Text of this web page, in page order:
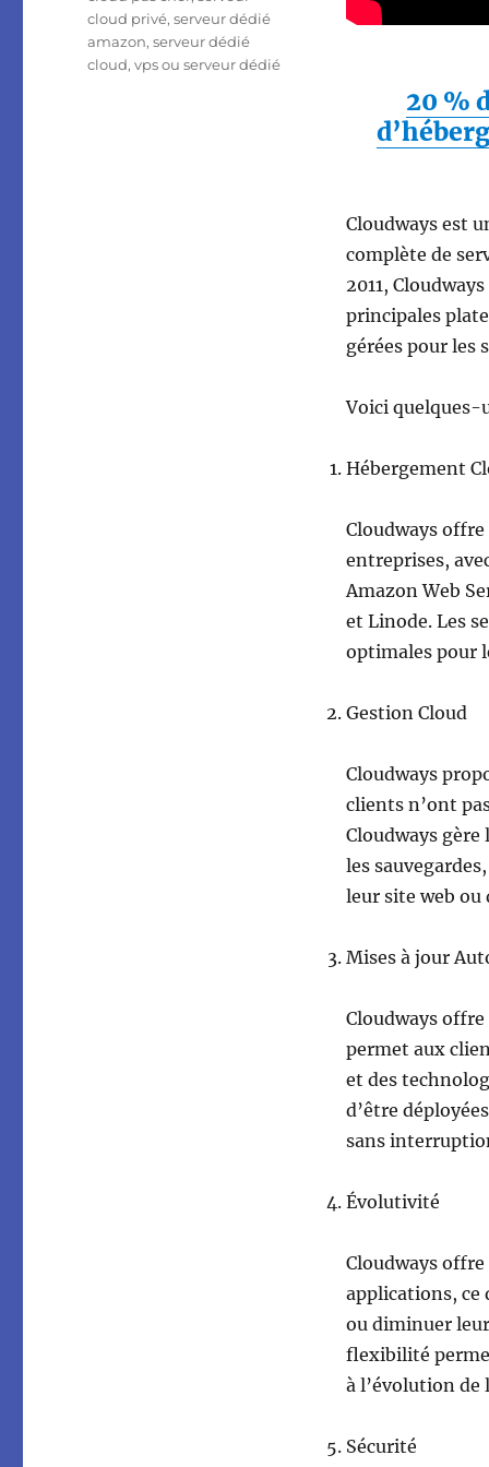
20 %
Cloudways est
complète de
2011,
principales
gérées pour les
Voici quelques-
Hébergement
Cloudways
entreprises,
Amazon Web
et Linode. Les
optimales pour
Gestion Cloud
Cloudways
clients n’ont
Cloudways
les
leur site web ou
Mises à jour
Cloudways
permet aux
et des
d’être
sans
Évolutivité
Cloudways
applications, ce
ou diminuer
flexibilité
à l’évolution de
Sécurité
cloud privé,serveur dédié
amazon,serveur dédié
cloud,vps ou serveur dédié